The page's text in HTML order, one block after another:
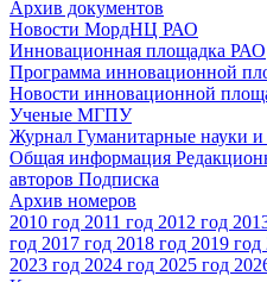
Архив документов
Новости МордНЦ РАО
Инновационная площадка РАО
Программа инновационной
Новости инновационной
Ученые МГПУ
Журнал Гуманитарные науки и
Общая информация
авторов Подписка
Архив номеров
2010 год 2011 год 2012 год
год 2017 год 2018 год 2019 год
2023 год 2024 год 2025 год